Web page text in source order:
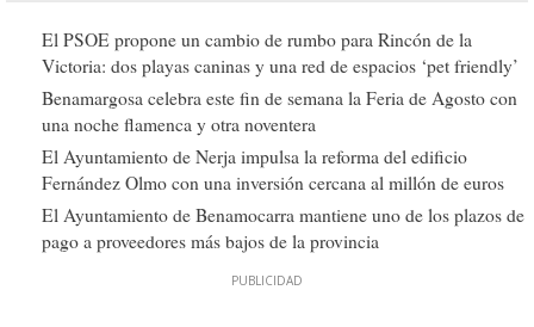
El PSOE propone un cambio de rumbo para Rincón de la
Victoria: dos playas caninas y una red de espacios ‘pet friendly’
Benamargosa celebra este fin de semana la Feria de Agosto con
una noche flamenca y otra noventera
El Ayuntamiento de Nerja impulsa la reforma del edificio
Fernández Olmo con una inversión cercana al millón de euros
El Ayuntamiento de Benamocarra mantiene uno de los plazos de
pago a proveedores más bajos de la provincia